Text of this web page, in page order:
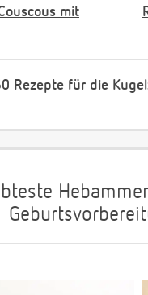
mit
Rezepte für die